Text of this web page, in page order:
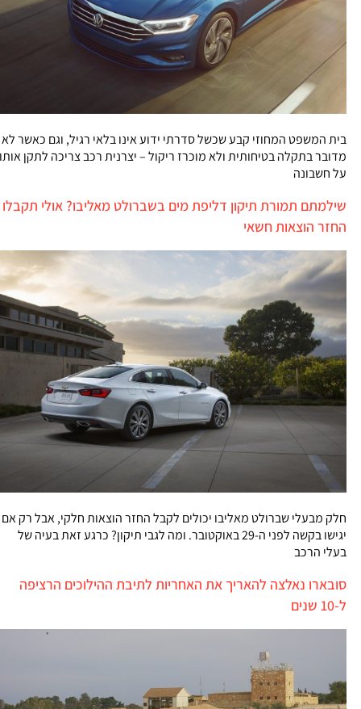
בית המשפט המחוזי קבע שכשל סדרתי ידוע אינו בלאי רגיל, וגם כאשר לא
מדובר בתקלה בטיחותית ולא מוכרז ריקול – יצרנית רכב צריכה לתקן אותו
על חשבונה
שילמתם תמורת תיקון דליפת מים בשברולט מאליבו? אולי תקבלו
החזר הוצאות חשאי
חלק מבעלי שברולט מאליבו יכולים לקבל החזר הוצאות חלקי, אבל רק אם
יגישו בקשה לפני ה-29 באוקטובר. ומה לגבי תיקון? כרגע זאת בעיה של
בעלי הרכב
סובארו נאלצה להאריך את האחריות לתיבת ההילוכים הרציפה
ל-10 שנים